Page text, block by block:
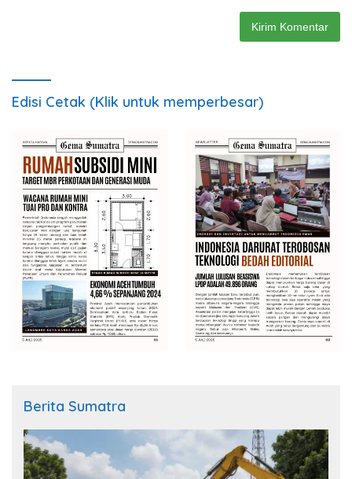
Edisi Cetak (Klik untuk memperbesar)
Berita Sumatra